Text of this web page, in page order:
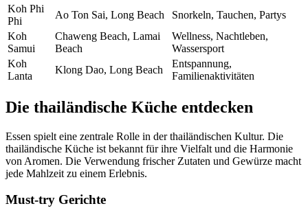
Koh Phi
Phi
Ao Ton Sai, Long Beach
Snorkeln, Tauchen, Partys
Koh
Samui
Chaweng Beach, Lamai
Beach
Wellness, Nachtleben,
Wassersport
Koh
Lanta
Klong Dao, Long Beach
Entspannung,
Familienaktivitäten
Die thailändische Küche entdecken
Essen spielt eine zentrale Rolle in der thailändischen Kultur. Die
thailändische Küche ist bekannt für ihre Vielfalt und die Harmonie
von Aromen. Die Verwendung frischer Zutaten und Gewürze macht
jede Mahlzeit zu einem Erlebnis.
Must-try Gerichte